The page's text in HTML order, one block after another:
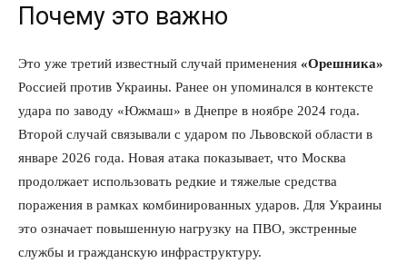
Почему это важно
Это уже третий известный случай применения «Орешника»
Россией против Украины. Ранее он упоминался в контексте
удара по заводу «Южмаш» в Днепре в ноябре 2024 года.
Второй случай связывали с ударом по Львовской области в
январе 2026 года. Новая атака показывает, что Москва
продолжает использовать редкие и тяжелые средства
поражения в рамках комбинированных ударов. Для Украины
это означает повышенную нагрузку на ПВО, экстренные
службы и гражданскую инфраструктуру.